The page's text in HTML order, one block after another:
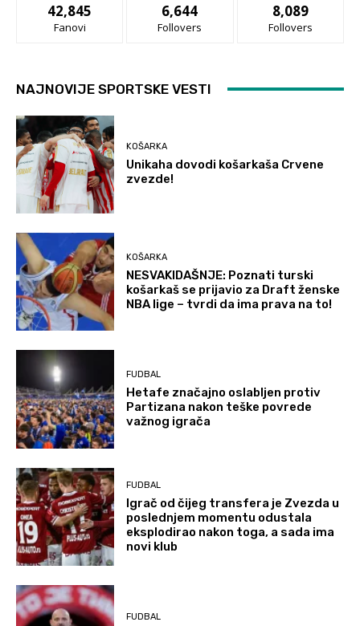
42,845
Fanovi
6,644
Follovers
8,089
Follovers
NAJNOVIJE SPORTSKE VESTI
KOŠARKA
Unikaha dovodi košarkaša Crvene
zvezde!
KOŠARKA
NESVAKIDAŠNJE: Poznati turski
košarkaš se prijavio za Draft ženske
NBA lige – tvrdi da ima prava na to!
FUDBAL
Hetafe značajno oslabljen protiv
Partizana nakon teške povrede
važnog igrača
FUDBAL
Igrač od čijeg transfera je Zvezda u
poslednjem momentu odustala
eksplodirao nakon toga, a sada ima
novi klub
FUDBAL